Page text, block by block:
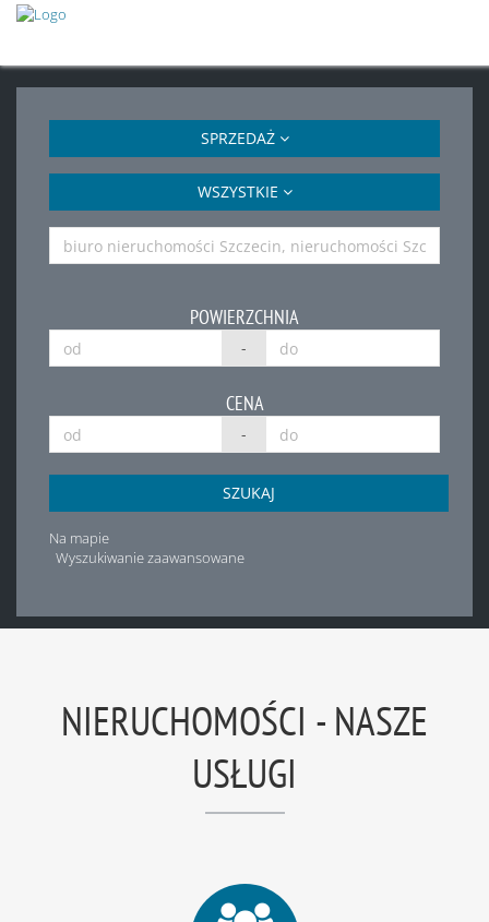
SPRZEDAŻ
WSZYSTKIE
POWIERZCHNIA
-
CENA
-
SZUKAJ
Na mapie
Wyszukiwanie zaawansowane
NIERUCHOMOŚCI - NASZE
USŁUGI